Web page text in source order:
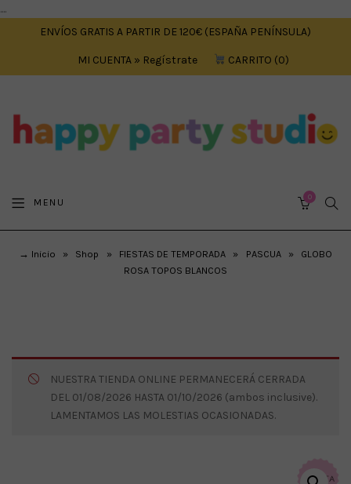
....
ENVÍOS GRATIS A PARTIR DE 120€ (ESPAÑA PENÍNSULA)
MI CUENTA » Regístrate CARRITO 0
MENU 0
→ Inicio » Shop » FIESTAS DE TEMPORADA » PASCUA »
GLOBO
ROSA TOPOS BLANCOS
NUESTRA TIENDA ONLINE PERMANECERÁ CERRADA
DEL 01/08/2026 HASTA 01/10/2026 (ambos inclusive).
LAMENTAMOS LAS MOLESTIAS OCASIONADAS.